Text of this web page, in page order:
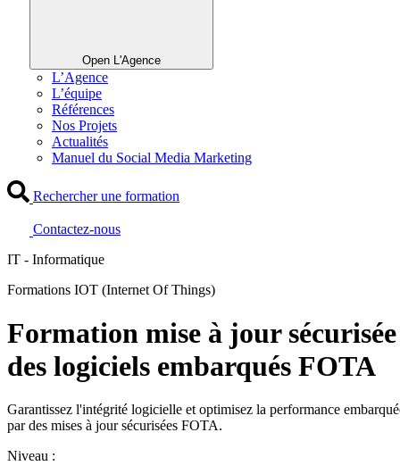
Open L'Agence
L’Agence
L’équipe
Références
Nos Projets
Actualités
Manuel du Social Media Marketing
Rechercher une formation
Contactez-nous
IT - Informatique
Formations IOT (Internet Of Things)
Formation mise à jour sécurisée
des logiciels embarqués FOTA
Garantissez l'intégrité logicielle et optimisez la performance
par des mises à jour sécurisées FOTA.
Niveau :